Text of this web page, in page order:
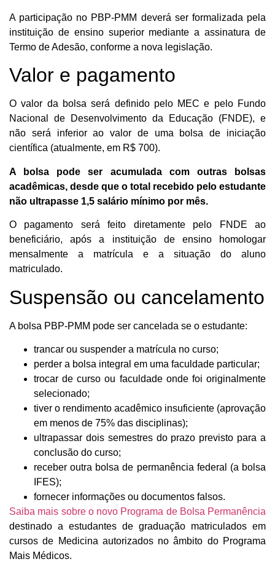
A participação no PBP-PMM deverá ser formalizada pela
instituição de ensino superior mediante a assinatura de
Termo de Adesão, conforme a nova legislação.
Valor e pagamento
O valor da bolsa será definido pelo MEC e pelo Fundo
Nacional de Desenvolvimento da Educação (FNDE), e
não será inferior ao valor de uma bolsa de iniciação
científica (atualmente, em R$ 700).
A bolsa pode ser acumulada com outras bolsas
acadêmicas, desde que o total recebido pelo estudante
não ultrapasse 1,5 salário mínimo por mês.
O pagamento será feito diretamente pelo FNDE ao
beneficiário, após a instituição de ensino homologar
mensalmente a matrícula e a situação do aluno
matriculado.
Suspensão ou cancelamento
A bolsa PBP-PMM pode ser cancelada se o estudante:
trancar ou suspender a matrícula no curso;
perder a bolsa integral em uma faculdade particular;
trocar de curso ou faculdade onde foi originalmente
selecionado;
tiver o rendimento acadêmico insuficiente (aprovação
em menos de 75% das disciplinas);
ultrapassar dois semestres do prazo previsto para a
conclusão do curso;
receber outra bolsa de permanência federal (a bolsa
IFES);
fornecer informações ou documentos falsos.
Saiba mais sobre o novo Programa de Bolsa Permanência
destinado a estudantes de graduação matriculados em
cursos de Medicina autorizados no âmbito do Programa
Mais Médicos.